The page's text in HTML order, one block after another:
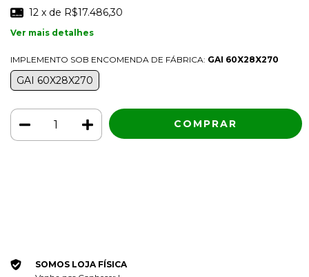
12 x de R$17.486,30
Ver mais detalhes
IMPLEMENTO SOB ENCOMENDA DE FÁBRICA: GAI 60X28X270
GAI 60X28X270
SOMOS LOJA FÍSICA